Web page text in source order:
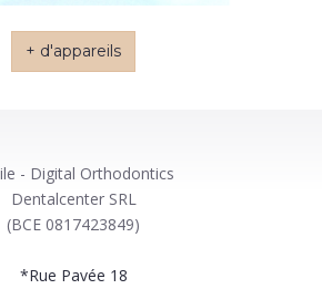
+ d'appareils
- Digital Orthodontics
Dentalcenter SRL
(BCE 0817423849)
*Rue Pavée 18